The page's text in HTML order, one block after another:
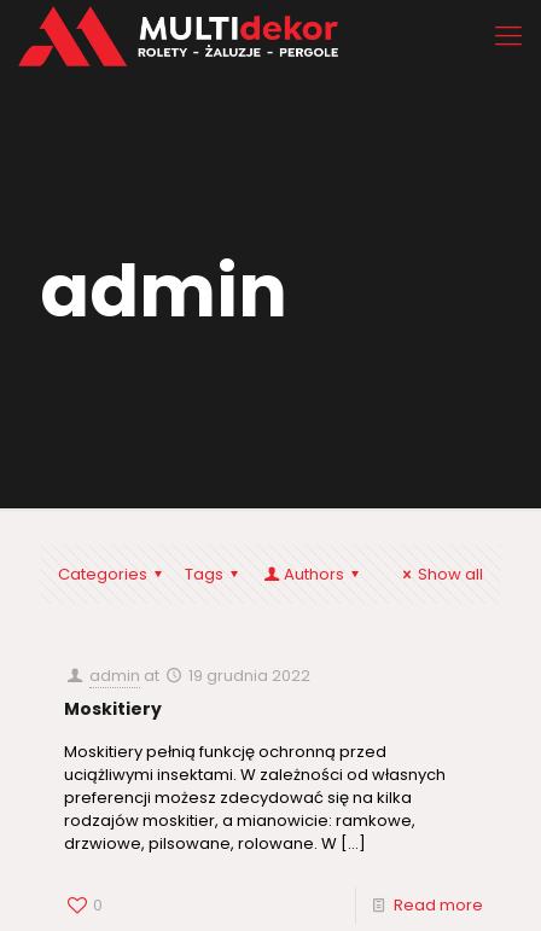
admin
Categories Tags Authors Show all
admin at 19 grudnia 2022
Moskitiery
Moskitiery pełnią funkcję ochronną przed
uciążliwymi insektami. W zależności od własnych
preferencji możesz zdecydować się na kilka
rodzajów moskitier, a mianowicie: ramkowe,
drzwiowe, pilsowane, rolowane. W […]
0 Read more